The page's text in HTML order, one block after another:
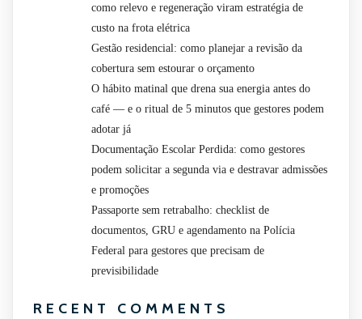
como relevo e regeneração viram estratégia de
custo na frota elétrica
Gestão residencial: como planejar a revisão da
cobertura sem estourar o orçamento
O hábito matinal que drena sua energia antes do
café — e o ritual de 5 minutos que gestores podem
adotar já
Documentação Escolar Perdida: como gestores
podem solicitar a segunda via e destravar admissões
e promoções
Passaporte sem retrabalho: checklist de
documentos, GRU e agendamento na Polícia
Federal para gestores que precisam de
previsibilidade
RECENT COMMENTS